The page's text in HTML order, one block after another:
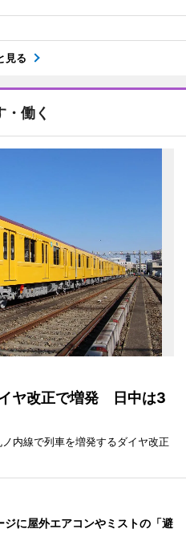
見る
・働く
ヤ改正で増発 日中は3
内線で列車を増発するダイヤ改正
ジに屋外エアコンやミストの「避